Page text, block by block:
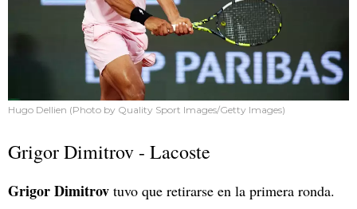
Hugo Dellien (Photo by Quality Sport Images/Getty Images)
Grigor Dimitrov - Lacoste
Grigor Dimitrov tuvo que retirarse en la primera ronda.